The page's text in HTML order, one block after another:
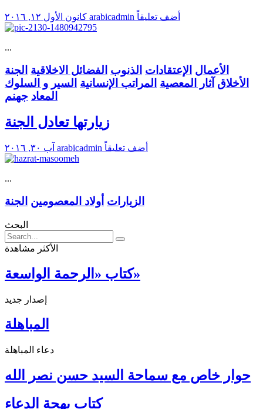
arabicadmin أضف تعليقاً
...
الأعمال الإعتقادات الذنوب الفضائل الاخلاقية الجنة
الأخلاق آثار المعصية المراتب الإنسانية السير و السلوك
المعاد جهنم
زيارتها تعادل الجنة
arabicadmin أضف تعليقاً
...
الزيارات أولاد المعصومين الجنة
البحث
الأكثر مشاهدة
كتاب «الرحمة الواسعة»
إصدار جديد
المباهلة
دعاء المباهلة
حوار خاص مع سماحة السيد حسن نصر الله
كتاب بهجة الدعاء